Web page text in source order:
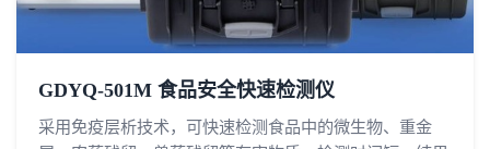
GDYQ-501M 食品安全快速检测仪
采用免疫层析技术，可快速检测食品中的微生物、重金